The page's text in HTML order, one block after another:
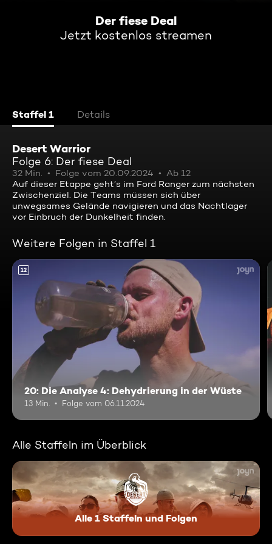
Der fiese Deal
Jetzt kostenlos streamen
Staffel 1 Details
Desert Warrior
Folge 6: Der fiese Deal
32 Min. Folge vom 20.09.2024
Ab 12
Auf dieser Etappe geht’s im Ford Ranger zum nächsten
Zwischenziel. Die Teams müssen sich über
unwegsames Gelände navigieren und das Nachtlager
vor Einbruch der Dunkelheit finden.
Weitere Folgen in Staffel 1
12
20: Die Analyse 4: Dehydrierung in der Wüste
13 Min. Folge vom 06.11.2024
Alle Staffeln im Überblick
Alle 1 Staffeln und Folgen